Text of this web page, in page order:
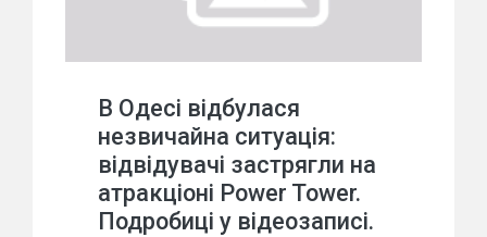
В Одесі відбулася
незвичайна ситуація:
відвідувачі застрягли на
атракціоні Power Tower.
Подробиці у відеозаписі.